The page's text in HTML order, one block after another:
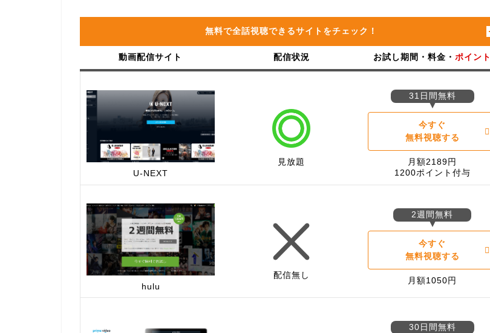
無料で全話視聴できるサイトをチェック！
動画配信サイト 配信状況 お試し期間・料金・ ポイント
U-NEXT
見放題
31日間無料
今すぐ
無料視聴する
月額2189円
1200ポイント付与
hulu
配信無し
2週間無料
今すぐ
無料視聴する
月額1050円
30日間無料